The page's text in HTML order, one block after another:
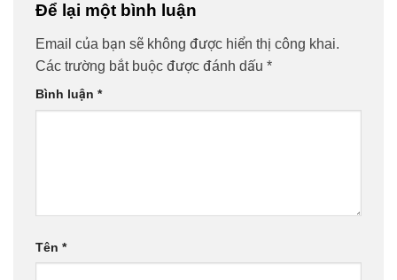
Để lại một bình luận
Email của bạn sẽ không được hiển thị công khai.
Các trường bắt buộc được đánh dấu *
Bình luận *
Tên *